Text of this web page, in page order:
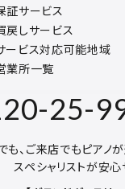
証サービス
戻しサービス
ービス対応可能地域
業所一覧
25-
も、ご来店でもピアノが
スペシャリストが安心